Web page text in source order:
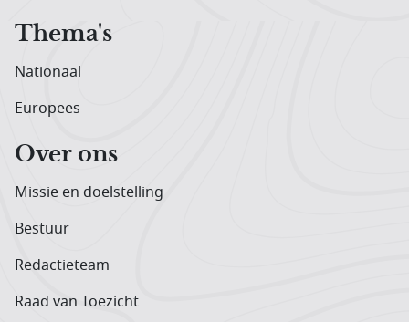
Thema's
Nationaal
Europees
Over ons
Missie en doelstelling
Bestuur
Redactieteam
Raad van Toezicht